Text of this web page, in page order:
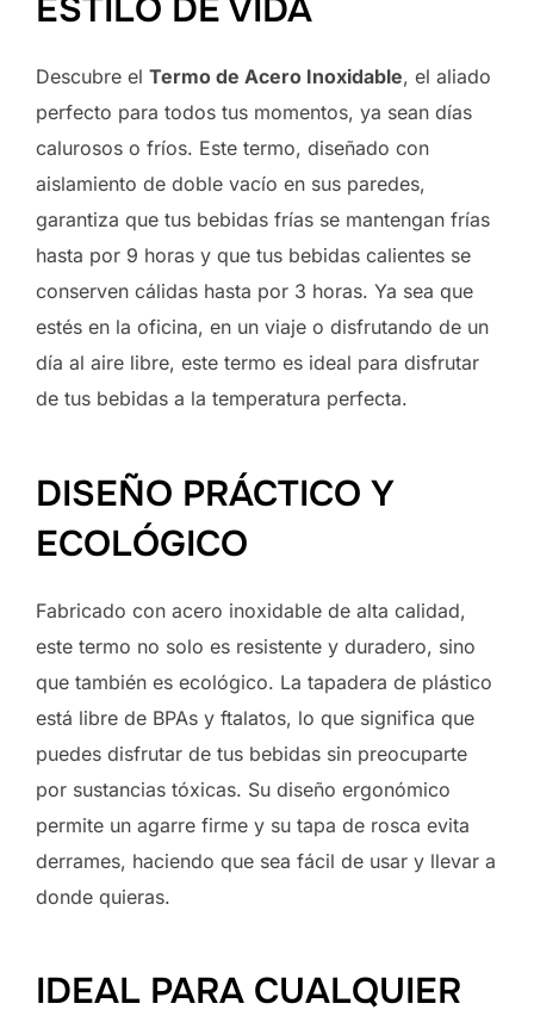
ESTILO DE VIDA
Descubre el Termo de Acero Inoxidable, el aliado
perfecto para todos tus momentos, ya sean días
calurosos o fríos. Este termo, diseñado con
aislamiento de doble vacío en sus paredes,
garantiza que tus bebidas frías se mantengan frías
hasta por 9 horas y que tus bebidas calientes se
conserven cálidas hasta por 3 horas. Ya sea que
estés en la oficina, en un viaje o disfrutando de un
día al aire libre, este termo es ideal para disfrutar
de tus bebidas a la temperatura perfecta.
DISEÑO PRÁCTICO Y
ECOLÓGICO
Fabricado con acero inoxidable de alta calidad,
este termo no solo es resistente y duradero, sino
que también es ecológico. La tapadera de plástico
está libre de BPAs y ftalatos, lo que significa que
puedes disfrutar de tus bebidas sin preocuparte
por sustancias tóxicas. Su diseño ergonómico
permite un agarre firme y su tapa de rosca evita
derrames, haciendo que sea fácil de usar y llevar a
donde quieras.
IDEAL PARA CUALQUIER